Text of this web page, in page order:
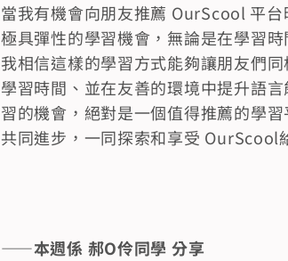
當我有機會向朋友推薦 OurScool 平
極具彈性的學習機會，無論是在學習
我相信這樣的學習方式能夠讓朋友們
學習時間、並在友善的環境中提升語
習的機會，絕對是一個值得推薦的學
共同進步，一同探索和享受 OurScool
——本週係 郝O伶同學 分享